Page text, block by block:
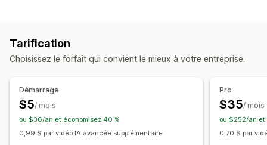
Optimisation par intelligence artificielle
Campagnes automatisées
Modèles
Médias sociaux
Analyses de performance
Suivi des performances
Tableaux de bord
Attribution UTM
Source de trafic
Vidéo interactive
Lecteur vidéo
Tarification
Choisissez le forfait qui convient le mieux à votre entreprise.
Démarrage
$5/ mois
ou $36/an et économisez 40 %
0,99 $ par vidéo IA avancée supplémentaire
Pro
$35/ mois
ou $252/an et
0,70 $ par